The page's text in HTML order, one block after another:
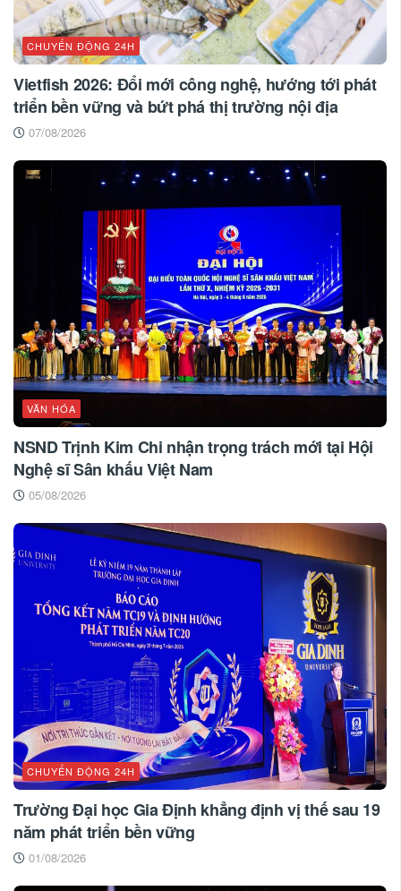
CHUYỂN ĐỘNG 24H
Vietfish 2026: Đổi mới công nghệ, hướng tới phát
triển bền vững và bứt phá thị trường nội địa
07/08/2026
VĂN HÓA
NSND Trịnh Kim Chi nhận trọng trách mới tại Hội
Nghệ sĩ Sân khấu Việt Nam
05/08/2026
CHUYỂN ĐỘNG 24H
Trường Đại học Gia Định khẳng định vị thế sau 19
năm phát triển bền vững
01/08/2026